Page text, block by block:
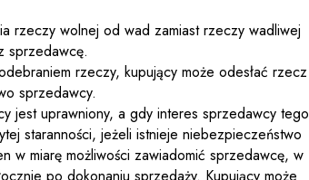
rzeczy wolnej od wad zamiast rzeczy wadliwej
sprzedawcę.
rzeczy, kupujący może odesłać rzecz
sprzedawcy.
jest uprawniony, a gdy interes sprzedawcy tego
staranności, jeżeli istnieje niebezpieczeństwo
w miarę możliwości zawiadomić sprzedawcę, w